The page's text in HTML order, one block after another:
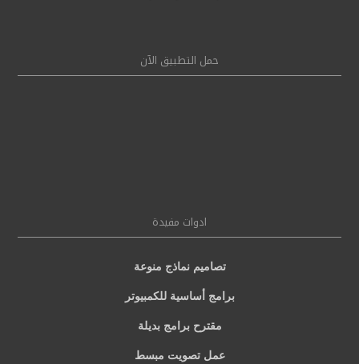
حمل التطبيق الآن
ادوات مفيدة
تصاميم نماذج منوعة
برامج أساسية للكمبيوتر
مقترح برامج بديلة
عمل تصويت مبسط